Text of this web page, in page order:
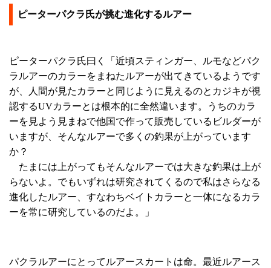
ピーターパクラ氏が挑む進化するルアー
ピーターパクラ氏曰く「近頃スティンガー、ルモなどパク
ラルアーのカラーをまねたルアーが出てきているようです
が、人間が見たカラーと同じように見えるのとカジキが視
認するUVカラーとは根本的に全然違います。うちのカラ
ーを見よう見まねで他国で作って販売しているビルダーが
いますが、そんなルアーで多くの釣果が上がっています
か？
たまには上がってもそんなルアーでは大きな釣果は上が
らないよ。でもいずれは研究されてくるので私はさらなる
進化したルアー、すなわちベイトカラーと一体になるカラ
ーを常に研究しているのだよ。」
パクラルアーにとってルアースカートは命。最近ルアース